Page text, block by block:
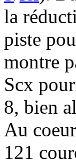
la
piste
montre
Scx
8, bien
Au
121